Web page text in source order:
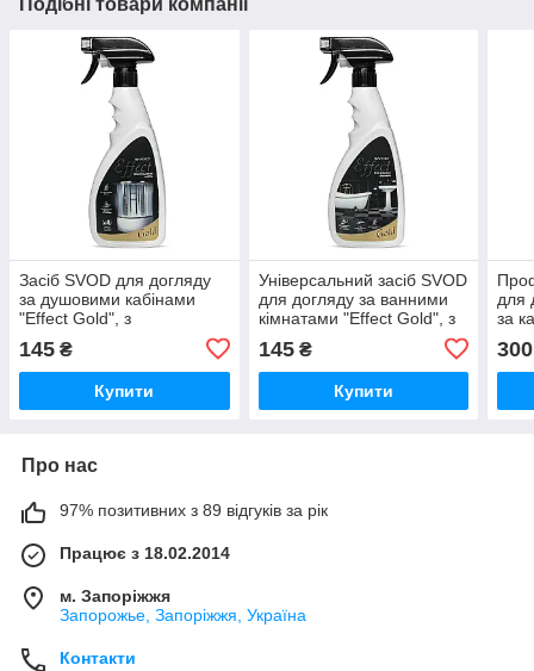
Подібні товари компанії
Засіб SVOD для догляду
за душовими кабінами
"Effect Gold", з
145 ₴
Купити
Універсальний засіб SVOD
для догляду за ванними
кімнатами "Effect Gold", з
145₴
Купити
для
за
300
Про нас
97% позитивних з 89 відгуків за рік
Працює з 18.02.2014
м. Запоріжжя
Запорожье, Запоріжжя, Україна
Контакти